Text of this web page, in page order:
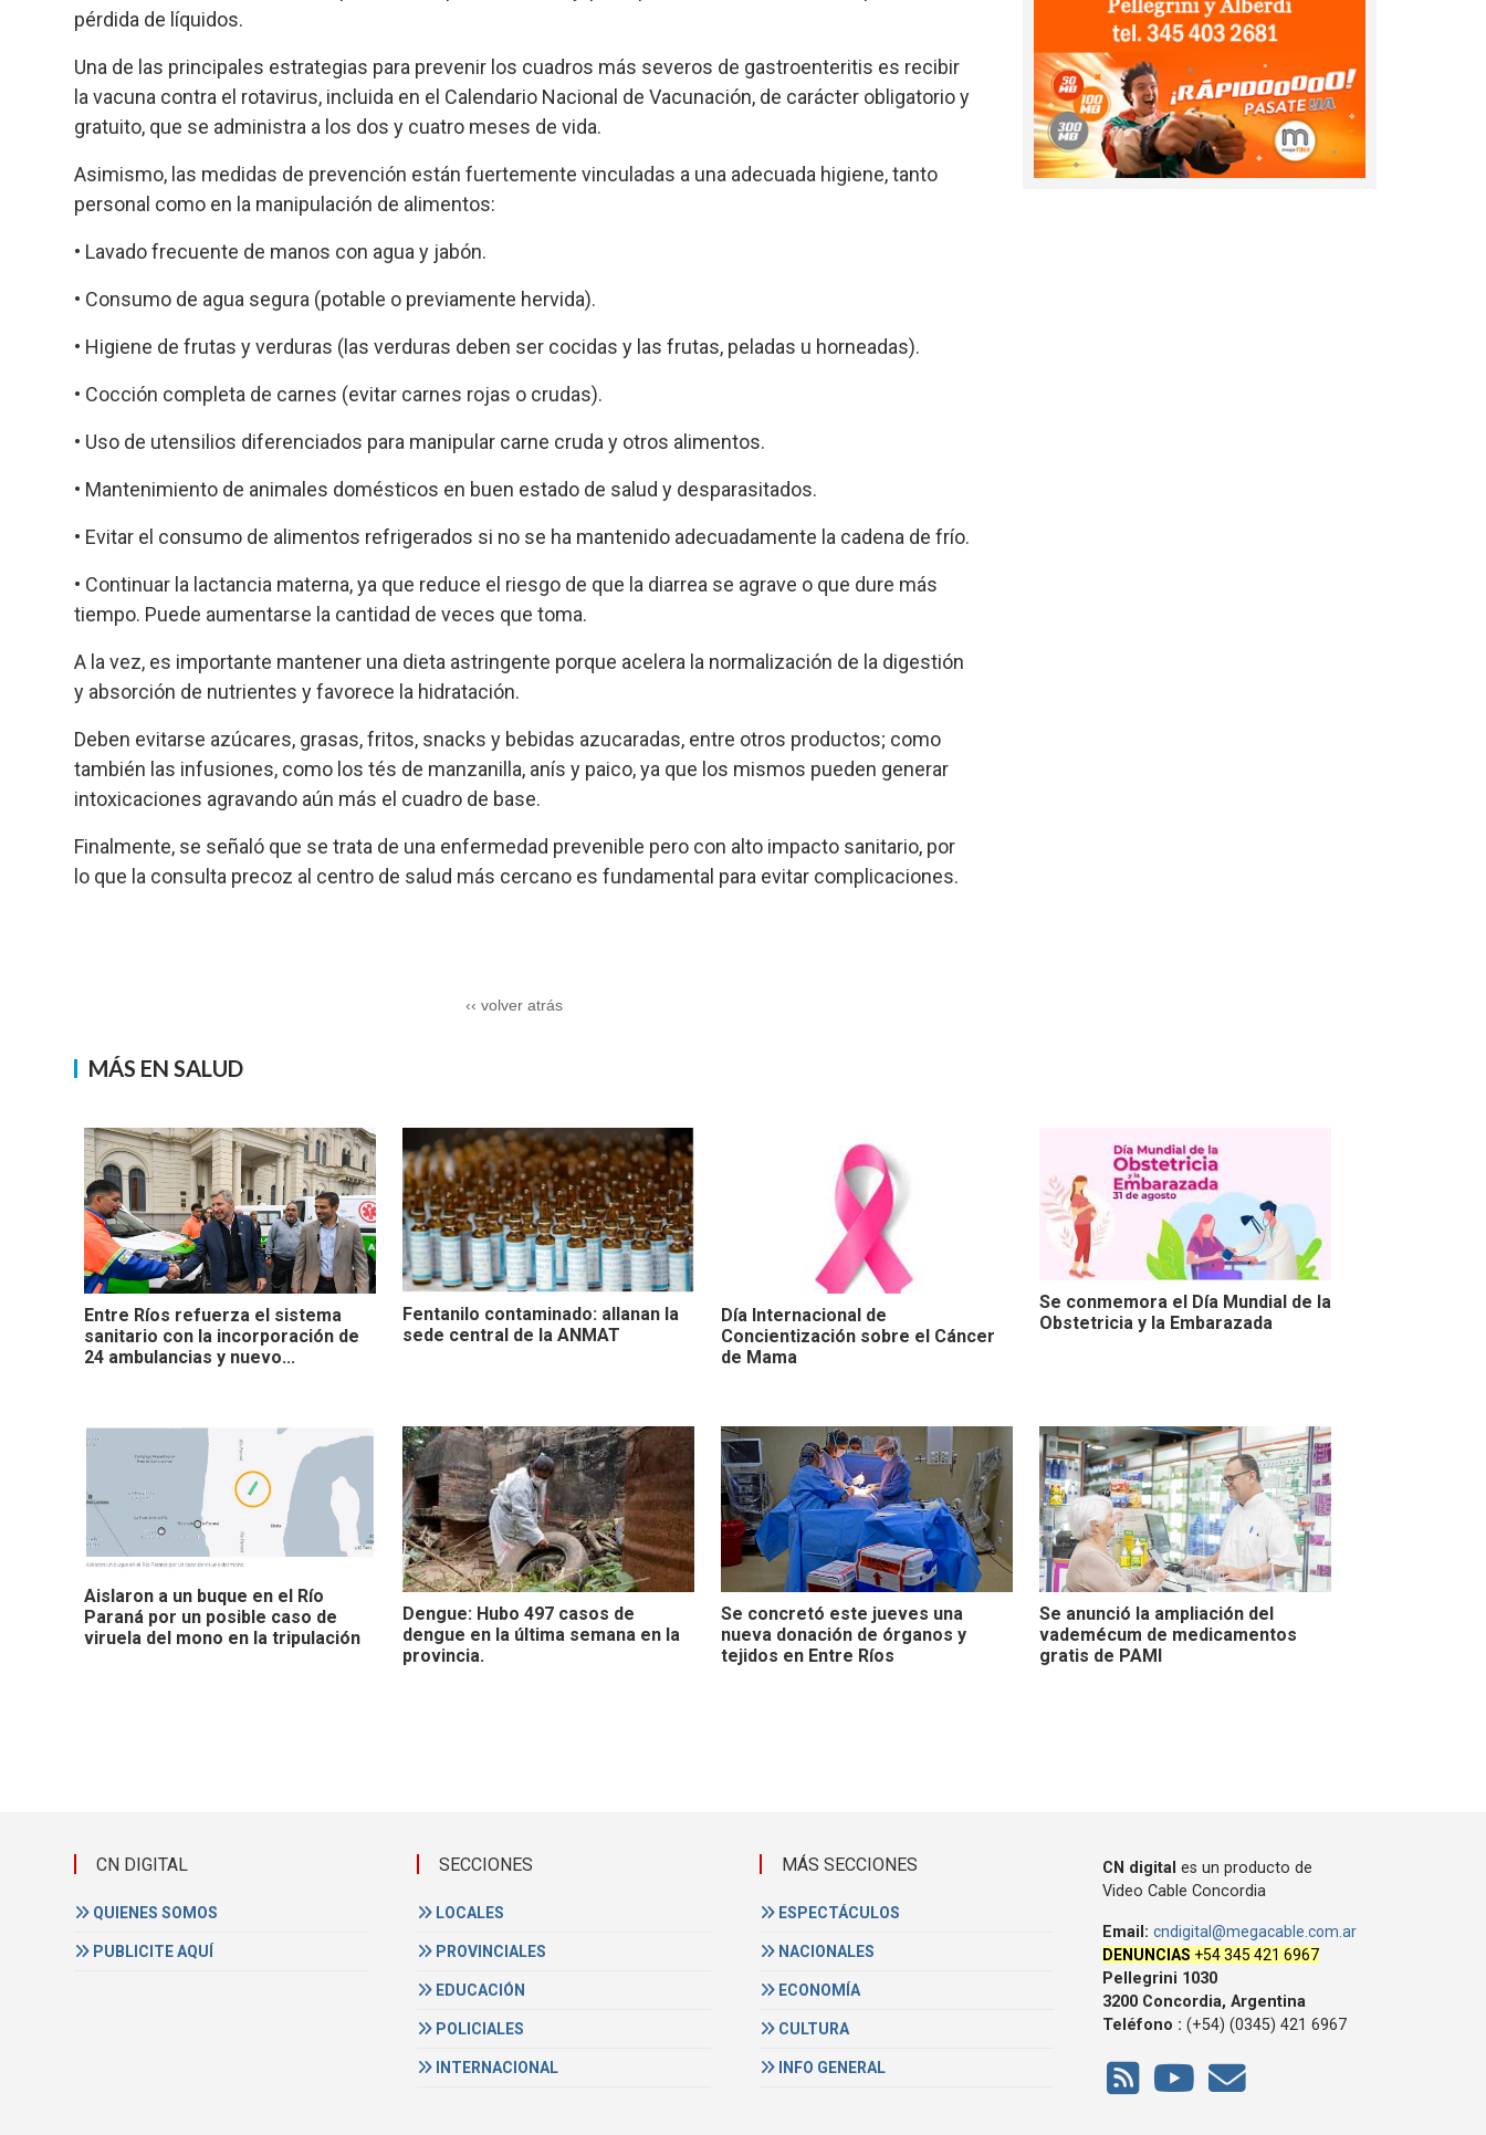
pérdida de líquidos.
Una de las principales estrategias para prevenir los cuadros más severos de gastroenteritis es recibir
la vacuna contra el rotavirus, incluida en el Calendario Nacional de Vacunación, de carácter obligatorio y
gratuito, que se administra a los dos y cuatro meses de vida.
Asimismo, las medidas de prevención están fuertemente vinculadas a una adecuada higiene, tanto
personal como en la manipulación de alimentos:
• Lavado frecuente de manos con agua y jabón.
• Consumo de agua segura (potable o previamente hervida).
• Higiene de frutas y verduras (las verduras deben ser cocidas y las frutas, peladas u horneadas).
• Cocción completa de carnes (evitar carnes rojas o crudas).
• Uso de utensilios diferenciados para manipular carne cruda y otros alimentos.
• Mantenimiento de animales domésticos en buen estado de salud y desparasitados.
• Evitar el consumo de alimentos refrigerados si no se ha mantenido adecuadamente la cadena de frío.
• Continuar la lactancia materna, ya que reduce el riesgo de que la diarrea se agrave o que dure más
tiempo. Puede aumentarse la cantidad de veces que toma.
A la vez, es importante mantener una dieta astringente porque acelera la normalización de la digestión
y absorción de nutrientes y favorece la hidratación.
Deben evitarse azúcares, grasas, fritos, snacks y bebidas azucaradas, entre otros productos; como
también las infusiones, como los tés de manzanilla, anís y paico, ya que los mismos pueden generar
intoxicaciones agravando aún más el cuadro de base.
Finalmente, se señaló que se trata de una enfermedad prevenible pero con alto impacto sanitario, por
lo que la consulta precoz al centro de salud más cercano es fundamental para evitar complicaciones.
‹‹ volver atrás
MÁS EN SALUD
Entre Ríos refuerza el sistema
sanitario con la incorporación de
24 ambulancias y nuevo...
Fentanilo contaminado: allanan la
sede central de la ANMAT
Día Internacional de
Concientización sobre el Cáncer
de Mama
Se conmemora el Día Mundial de la
Obstetricia y la Embarazada
Aislaron a un buque en el Río
Paraná por un posible caso de
viruela del mono en la tripulación
Dengue: Hubo 497 casos de
dengue en la última semana en la
provincia.
Se concretó este jueves una
nueva donación de órganos y
tejidos en Entre Ríos
Se anunció la ampliación del
vademécum de medicamentos
gratis de PAMI
CN DIGITAL
QUIENES SOMOS
PUBLICITE AQUÍ
SECCIONES
LOCALES
PROVINCIALES
EDUCACIÓN
POLICIALES
INTERNACIONAL
MÁS SECCIONES
ESPECTÁCULOS
NACIONALES
ECONOMÍA
CULTURA
INFO GENERAL
CN digital es un producto de
Video Cable Concordia
Email: cndigital@megacable.com.ar
DENUNCIAS +54 345 421 6967
Pellegrini 1030
3200 Concordia, Argentina
Teléfono : (+54) (0345) 421 6967